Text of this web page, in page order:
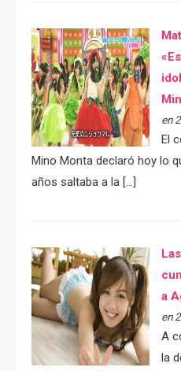
en
El
Mino Monta declaró hoy lo
años saltaba a la […]
a
en
A
la